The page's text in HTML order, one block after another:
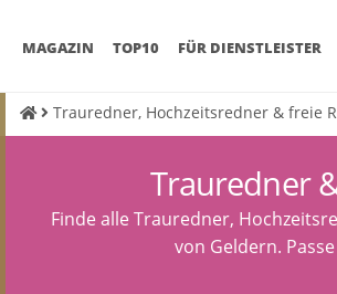
MAGAZIN (CURRENT)
TOP10 FÜR DIENSTLEISTER
Trauredner, Hochzeitsredner & freie
Trauredner
Finde alle Trauredner,
von Geldern.